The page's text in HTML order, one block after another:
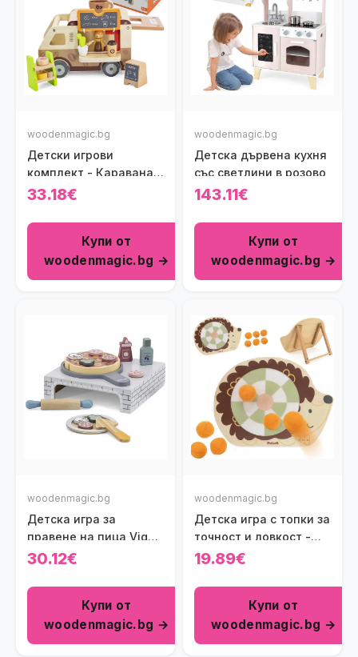
woodenmagic.bg
Детски игрови
комплект - Каравана
за кафе
33.18€
Купи от
woodenmagic.bg →
woodenmagic.bg
Детска дървена кухня
със светлини в розово
143.11€
Купи от
woodenmagic.bg →
woodenmagic.bg
Детска игра за
правене на пица Viga
toys
30.12€
Купи от
woodenmagic.bg →
woodenmagic.bg
Детска игра с топки за
точност и ловкост -
Таралеж
19.89€
Купи от
woodenmagic.bg →